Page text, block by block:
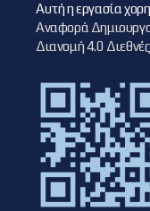
Αυτή η εργασία
Αναφορά
Διανομή 4.0 Διεθνές